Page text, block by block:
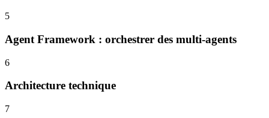
5
Agent Framework : orchestrer des multi-agents
6
Architecture technique
7